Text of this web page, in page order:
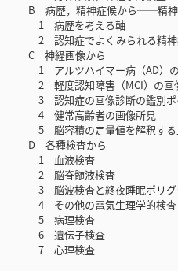
B 病歴，精神症候から──精神
1 病歴を考える軸
2 認知症でよくみられる精神
C 神経画像から
1 アルツハイマー病（AD）の
2 軽度認知障害（MCI）の画
3 認知症の画像診断の鑑別ポ
4 健常高齢者の画像所見
5 脳容積の定量値を解釈する
D 各種検査から
1 血液検査
2 脳脊髄液検査
3 脳波検査と終夜睡眠ポリグ
4 その他の電気生理学的検査
5 病理検査
6 遺伝子検査
7 心理検査